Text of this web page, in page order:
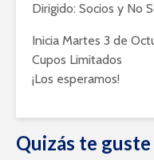
Dirigido: Socios y No
Inicia Martes 3 de
Cupos Limitados
¡Los esperamos!
Quizás te guste